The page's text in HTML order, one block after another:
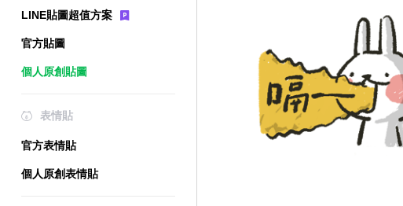
LINE貼圖超值方案
官方貼圖
個人原創貼圖
表情貼
官方表情貼
個人原創表情貼